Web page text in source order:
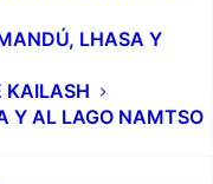
LHASA Y
KAILASH
Y AL LAGO NAMTSO